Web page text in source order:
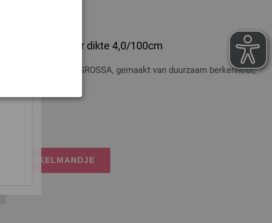
Hout Multicolor dikte 4,0/100cm
Multicolor LANA GROSSA, gemaakt van duurzaam berkenhout,
WINKELMANDJE